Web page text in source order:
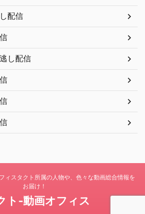
配信
し配信
ィスタクト所属の人物や、色々な動画総合情報を
お届け！
ト-動画オフィス